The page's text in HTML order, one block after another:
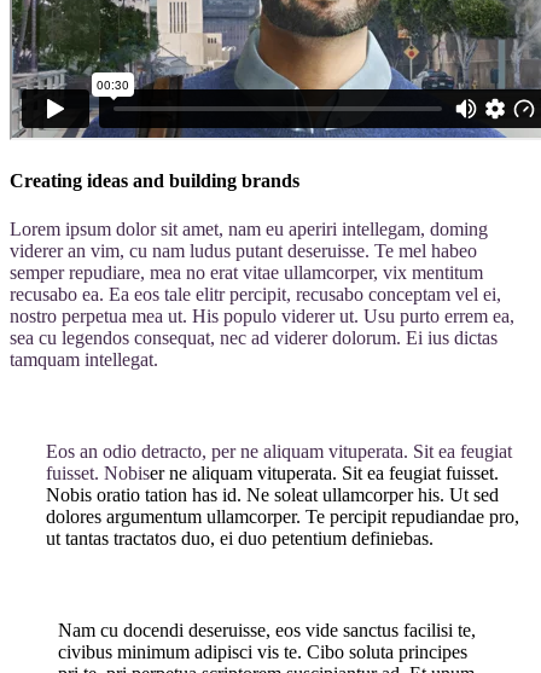
Creating ideas and building brands
Lorem ipsum dolor sit amet, nam eu aperiri intellegam, doming
viderer an vim, cu nam ludus putant deseruisse. Te mel habeo
semper repudiare, mea no erat vitae ullamcorper, vix mentitum
recusabo ea. Ea eos tale elitr percipit, recusabo conceptam vel ei,
nostro perpetua mea ut. His populo viderer ut. Usu purto errem ea,
sea cu legendos consequat, nec ad viderer dolorum. Ei ius dictas
tamquam intellegat.
Eos an odio detracto, per ne aliquam vituperata. Sit ea feugiat
fuisset. Nobiser ne aliquam vituperata. Sit ea feugiat fuisset.
Nobis oratio tation has id. Ne soleat ullamcorper his. Ut sed
dolores argumentum ullamcorper. Te percipit repudiandae pro,
ut tantas tractatos duo, ei duo petentium definiebas.
Nam cu docendi deseruisse, eos vide sanctus facilisi te,
civibus minimum adipisci vis te. Cibo soluta principes